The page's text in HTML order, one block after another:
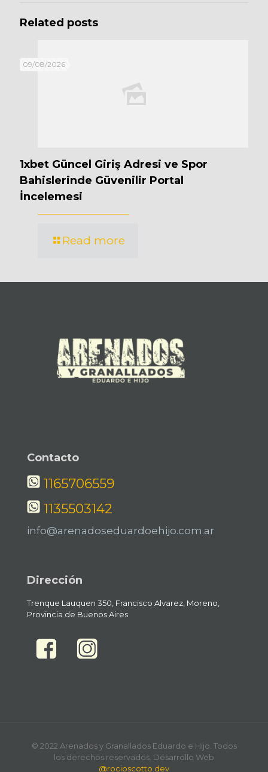
Related posts
09/08/2026
1xbet Güncel Giriş Adresi ve Spor
Bahislerinde Güvenilir Portal
İncelemesi
Read more
Contacto
1165706559
1135503142
info@arenadoseduardoehijo.com.ar
Dirección
Trenque Lauquen 350, Francisco Alvarez, Moreno,
Provincia de Buenos Aires
© 2022 Arenados y Granallados Eduardo e Hijo. Todos
los derechos reservados. Desarrollo Web
@rocioscotto.dev